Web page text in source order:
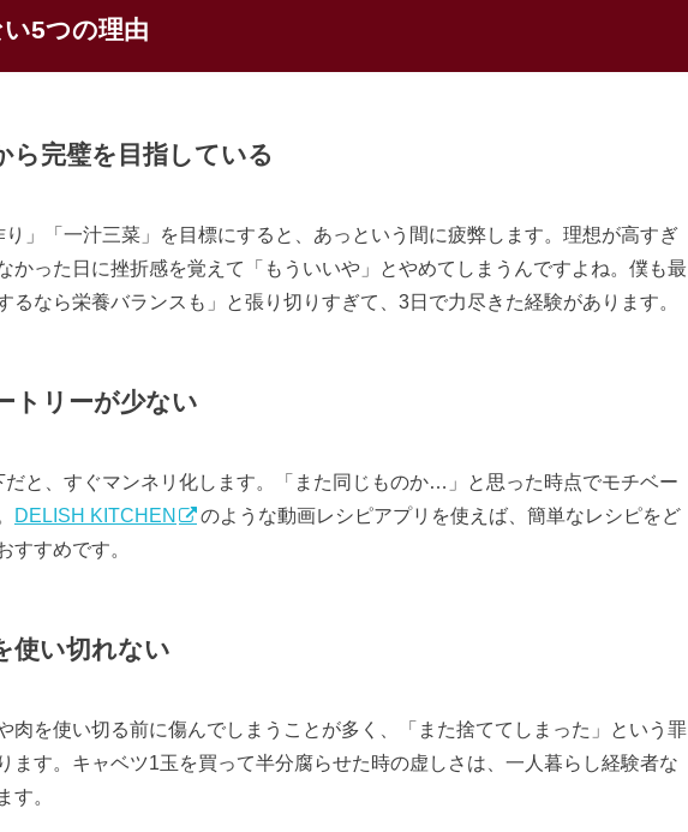
5つの理由
ら完璧を目指している
り」「一汁三菜」を目標にすると、あっという間に疲弊します。理想が高すぎ
かった日に挫折感を覚えて「もういいや」とやめてしまうんですよね。僕も最
るなら栄養バランスも」と張り切りすぎて、3日で力尽きた経験があります。
トリーが少ない
と、すぐマンネリ化します。「また同じものか…」と思った時点でモチベー
DELISH KITCHEN
のような動画レシピアプリを使えば、簡単なレシピをど
すすめです。
使い切れない
肉を使い切る前に傷んでしまうことが多く、「また捨ててしまった」という罪
ます。キャベツ1玉を買って半分腐らせた時の虚しさは、一人暮らし経験者な
す。